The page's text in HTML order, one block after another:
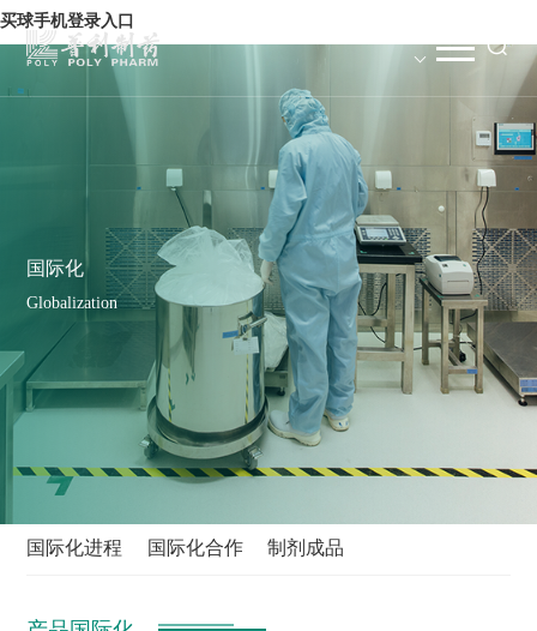
买球手机登录入口
国际化
Globalization
国际化进程 国际化合作 制剂成品